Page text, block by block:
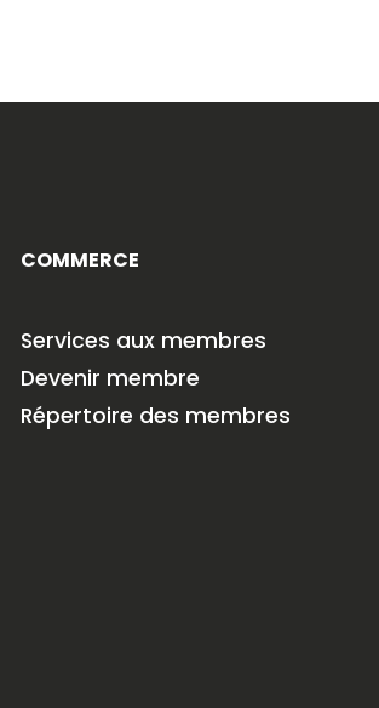
COMMERCE
Services aux membres
Devenir membre
Répertoire des membres